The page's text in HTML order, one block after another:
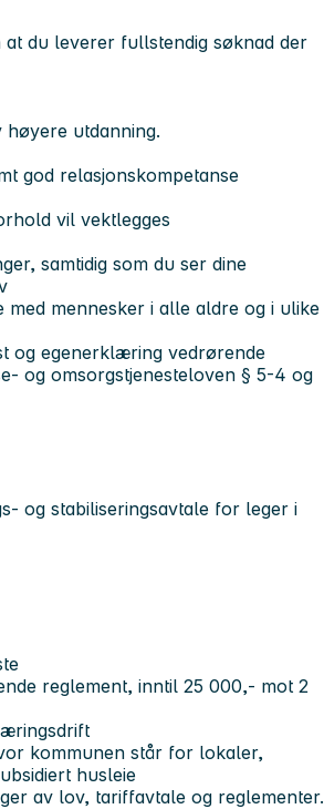
du leverer fullstendig søknad der
høyere utdanning.
god relasjonskompetanse
vil vektlegges
samtidig som du ser dine
mennesker i alle aldre og i ulike
og egenerklæring vedrørende
og omsorgstjenesteloven § 5-4 og
og stabiliseringsavtale for leger i
reglement, inntil 25 000,- mot 2
kommunen står for lokaler,
husleie
av lov, tariffavtale og reglementer.